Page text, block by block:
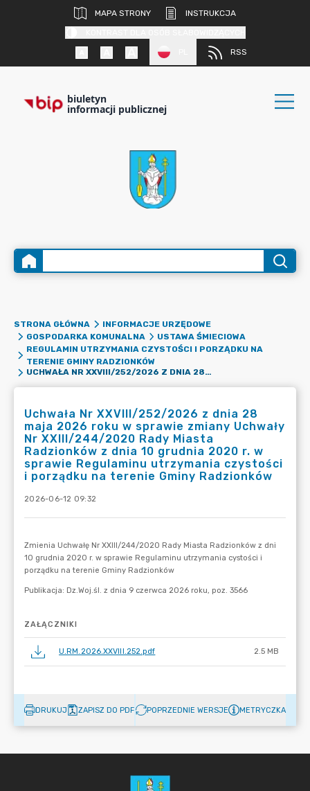
MAPA STRONY
INSTRUKCJA
RSS
biuletyn
informacji publicznej
STRONA GŁÓWNA
INFORMACJE URZĘDOWE
GOSPODARKA KOMUNALNA
USTAWA ŚMIECIOWA
REGULAMIN UTRZYMANIA CZYSTOŚCI I PORZĄDKU NA
TERENIE GMINY RADZIONKÓW
UCHWAŁA NR XXVIII/252/2026 Z DNIA 28 MAJA 2026 ROKU W SPRAWIE ZMIANY UCHWAŁY NR XXIII/244/2020 RADY MIASTA RADZIONKÓW Z DNIA 10 GRUDNIA 2020 R. W SPRAWIE REGULAMINU UTRZYMANIA CZYSTOŚCI I PORZĄDKU NA TERENIE GMINY RADZIONKÓW
Uchwała Nr XXVIII/252/2026 z dnia 28
maja 2026 roku w sprawie zmiany Uchwały
Nr XXIII/244/2020 Rady Miasta
Radzionków z dnia 10 grudnia 2020 r. w
sprawie Regulaminu utrzymania czystości
i porządku na terenie Gminy Radzionków
2026-06-12 09:32
ZAŁĄCZNIKI
U.RM.2026.XXVIII.252.pdf 2.5 MB
DRUKUJ ZAPISZ DO PDF POPRZEDNIE WERSJE METRYCZKA